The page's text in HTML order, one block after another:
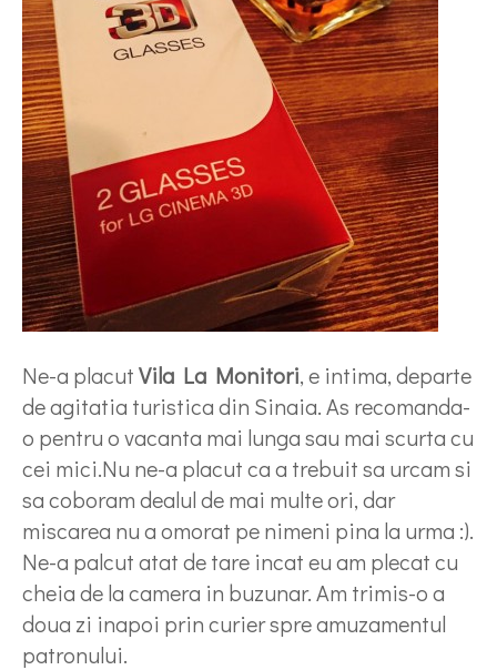
Ne-a placutVila La Monitori, e intima, departe
de agitatia turistica din Sinaia. As recomanda-
o pentru o vacanta mai lunga sau mai scurta cu
cei mici.Nu ne-a placut ca a trebuit sa urcam si
sa coboram dealul de mai multe ori, dar
miscarea nu a omorat pe nimeni pina la urma :).
Ne-a palcut atat de tare incat eu am plecat cu
cheia de la camera in buzunar. Am trimis-o a
doua zi inapoi prin curier spre amuzamentul
patronului.